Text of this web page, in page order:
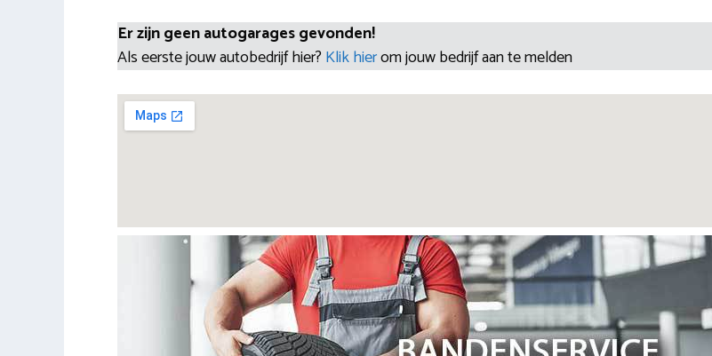
Er zijn geen autogarages gevonden!
Als eerste jouw autobedrijf hier? Klik hierom jouw bedrijf aan te melden